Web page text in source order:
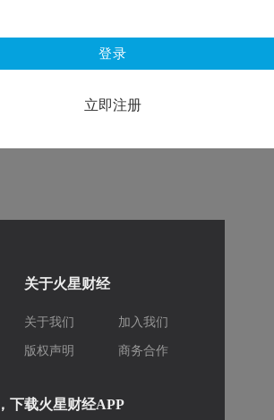
登录
立即注册
关于火星财经
关于我们 加入我们
版权声明 商务合作
下载火星财经APP